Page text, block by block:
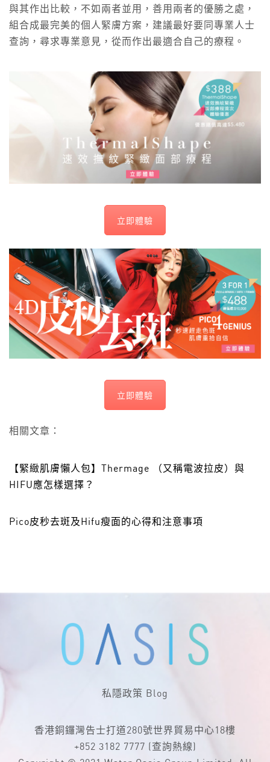
與其作出比較，不如兩者並用，善用兩者的優勝之處，
組合成最完美的個人緊膚方案，建議最好要同專業人士
查詢，尋求專業意見，從而作出最適合自己的療程。
立即體驗
立即體驗
相關文章：
【緊緻肌膚懶人包】Thermage （又稱電波拉皮）與
HIFU應怎樣選擇？
Pico皮秒去斑及Hifu瘦面的心得和注意事項
私隱政策 Blog
香港銅鑼灣告士打道280號世界貿易中心18樓
+852 3182 7777 (查詢熱線)